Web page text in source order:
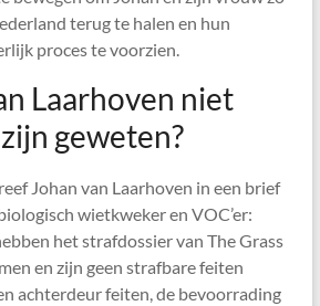
terug te halen en hun
proces te voorzien.
Laarhoven niet
geweten?
Johan van Laarhoven in een brief
wietkweker en VOC’er:
het strafdossier van The Grass
en zijn geen strafbare feiten
achterdeur feiten, de bevoorrading